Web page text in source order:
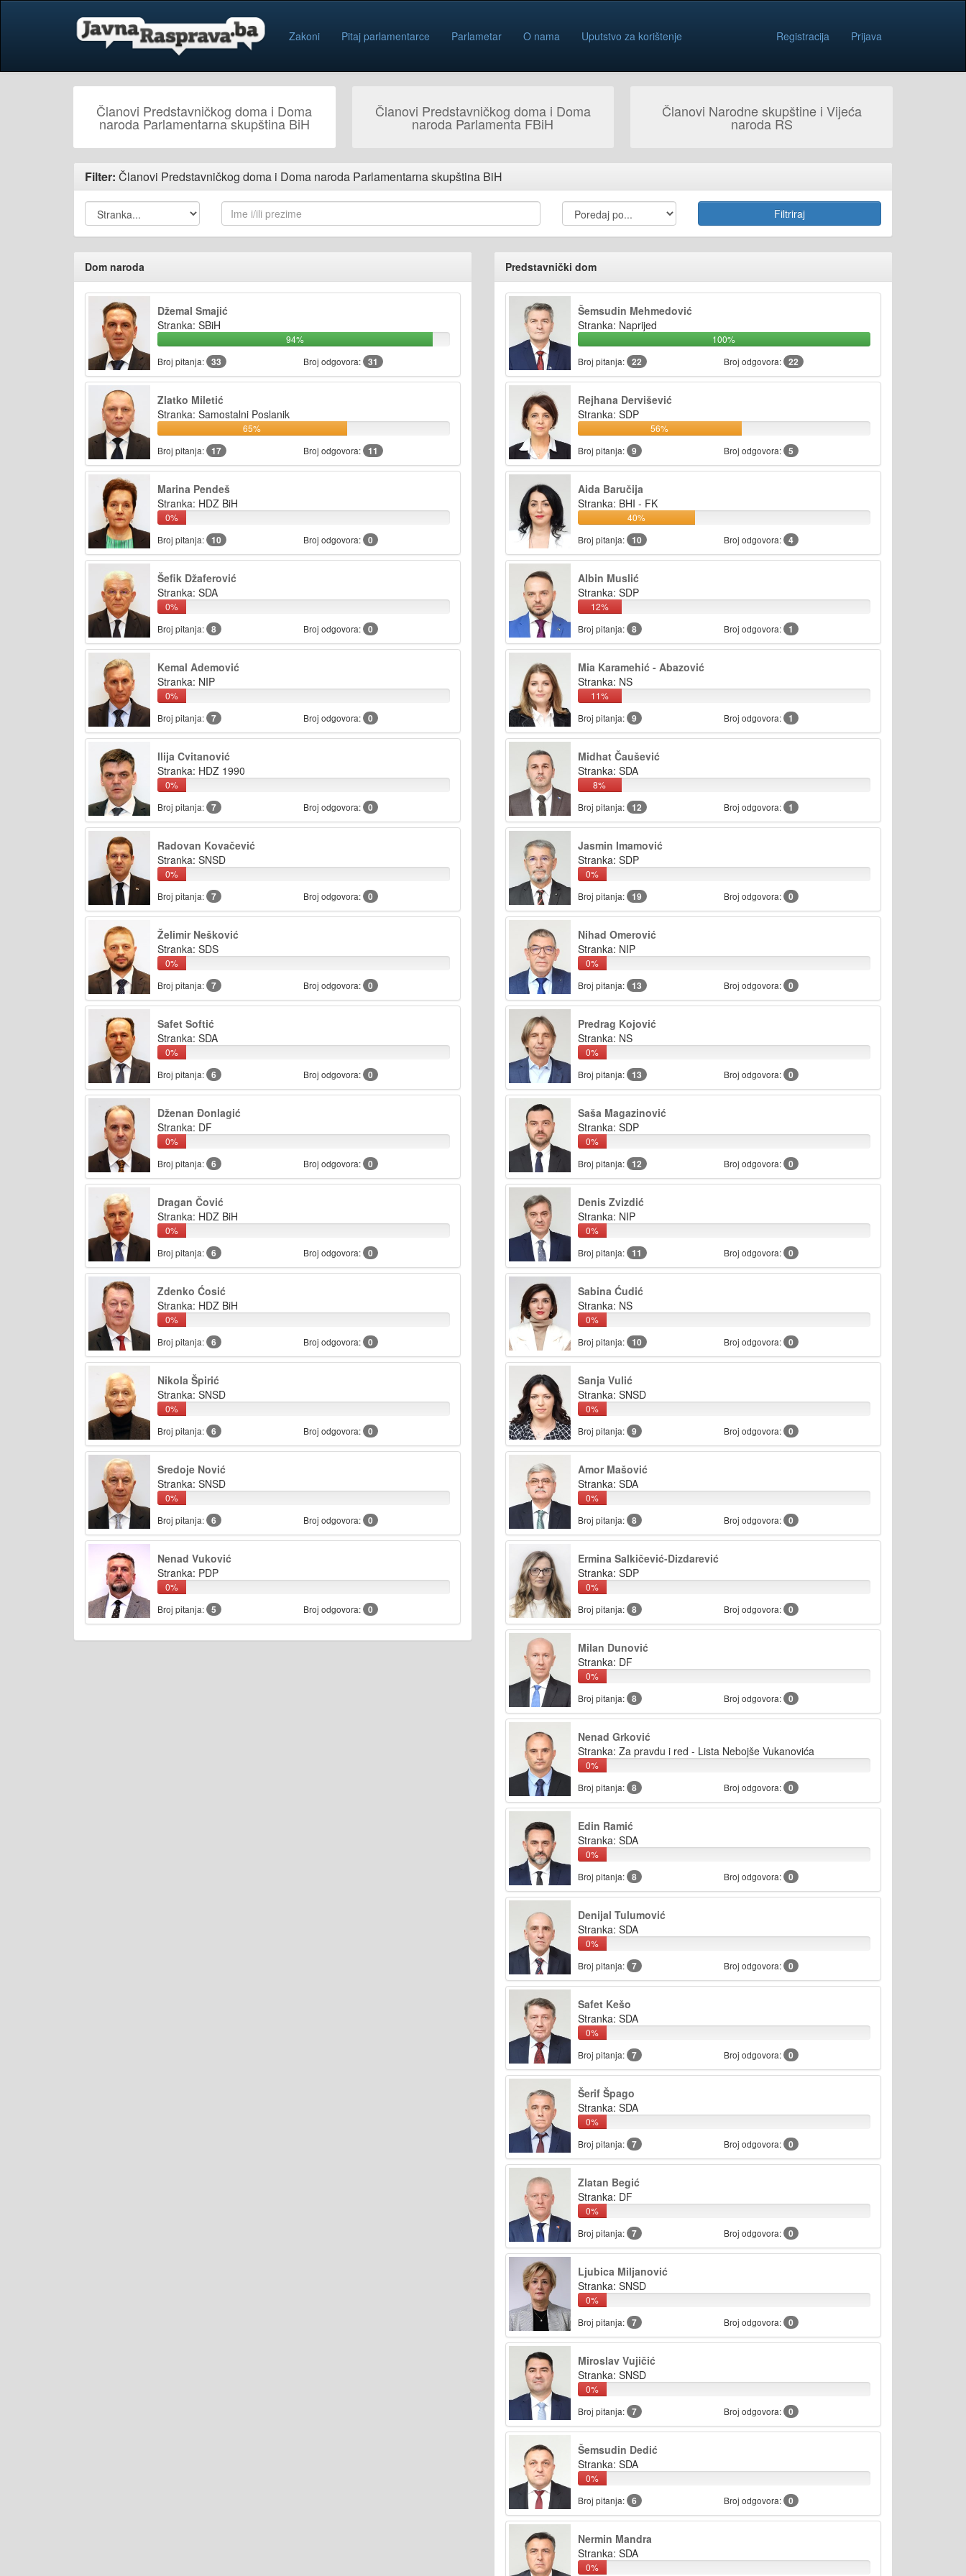
Zakoni Pitaj parlamentarce Parlametar O nama Uputstvo za korištenje Registracija Prijava
Članovi Predstavničkog doma i Doma
naroda Parlamentarna skupština BiH
Članovi Predstavničkog doma i Doma
naroda Parlamenta FBiH
Članovi Narodne skupštine i Vijeća
naroda RS
Filter: Članovi Predstavničkog doma i Doma naroda Parlamentarna skupština BiH
Dom naroda
Džemal Smajić
Stranka: SBiH
94%
Broj pitanja: 33 Broj odgovora: 31
Zlatko Miletić
Stranka: Samostalni Poslanik
65%
Broj pitanja: 17 Broj odgovora: 11
Marina Pendeš
Stranka: HDZ BiH
0%
Broj pitanja: 10 Broj odgovora: 0
Šefik Džaferović
Stranka: SDA
0%
Broj pitanja: 8 Broj odgovora: 0
Kemal Ademović
Stranka: NIP
0%
Broj pitanja: 7 Broj odgovora: 0
Ilija Cvitanović
Stranka: HDZ 1990
0%
Broj pitanja: 7 Broj odgovora: 0
Radovan Kovačević
Stranka: SNSD
0%
Broj pitanja: 7 Broj odgovora: 0
Želimir Nešković
Stranka: SDS
0%
Broj pitanja: 7 Broj odgovora: 0
Safet Softić
Stranka: SDA
0%
Broj pitanja: 6 Broj odgovora: 0
Dženan Đonlagić
Stranka: DF
0%
Broj pitanja: 6 Broj odgovora: 0
Dragan Čović
Stranka: HDZ BiH
0%
Broj pitanja: 6 Broj odgovora: 0
Zdenko Ćosić
Stranka: HDZ BiH
0%
Broj pitanja: 6 Broj odgovora: 0
Nikola Špirić
Stranka: SNSD
0%
Broj pitanja: 6 Broj odgovora: 0
Sredoje Nović
Stranka: SNSD
0%
Broj pitanja: 6 Broj odgovora: 0
Nenad Vuković
Stranka: PDP
0%
Broj pitanja: 5 Broj odgovora: 0
Predstavnički dom
Šemsudin Mehmedović
Stranka: Naprijed
100%
Broj pitanja: 22 Broj odgovora: 22
Rejhana Dervišević
Stranka: SDP
56%
Broj pitanja: 9 Broj odgovora: 5
Aida Baručija
Stranka: BHI - FK
40%
Broj pitanja: 10 Broj odgovora: 4
Albin Muslić
Stranka: SDP
12%
Broj pitanja: 8 Broj odgovora: 1
Mia Karamehić - Abazović
Stranka: NS
11%
Broj pitanja: 9 Broj odgovora: 1
Midhat Čaušević
Stranka: SDA
8%
Broj pitanja: 12 Broj odgovora: 1
Jasmin Imamović
Stranka: SDP
0%
Broj pitanja: 19 Broj odgovora: 0
Nihad Omerović
Stranka: NIP
0%
Broj pitanja: 13 Broj odgovora: 0
Predrag Kojović
Stranka: NS
0%
Broj pitanja: 13 Broj odgovora: 0
Saša Magazinović
Stranka: SDP
0%
Broj pitanja: 12 Broj odgovora: 0
Denis Zvizdić
Stranka: NIP
0%
Broj pitanja: 11 Broj odgovora: 0
Sabina Ćudić
Stranka: NS
0%
Broj pitanja: 10 Broj odgovora: 0
Sanja Vulić
Stranka: SNSD
0%
Broj pitanja: 9 Broj odgovora: 0
Amor Mašović
Stranka: SDA
0%
Broj pitanja: 8 Broj odgovora: 0
Ermina Salkičević-Dizdarević
Stranka: SDP
0%
Broj pitanja: 8 Broj odgovora: 0
Milan Dunović
Stranka: DF
0%
Broj pitanja: 8 Broj odgovora: 0
Nenad Grković
Stranka: Za pravdu i red - Lista Nebojše Vukanovića
0%
Broj pitanja: 8 Broj odgovora: 0
Edin Ramić
Stranka: SDA
0%
Broj pitanja: 8 Broj odgovora: 0
Denijal Tulumović
Stranka: SDA
0%
Broj pitanja: 7 Broj odgovora: 0
Safet Kešo
Stranka: SDA
0%
Broj pitanja: 7 Broj odgovora: 0
Šerif Špago
Stranka: SDA
0%
Broj pitanja: 7 Broj odgovora: 0
Zlatan Begić
Stranka: DF
0%
Broj pitanja: 7 Broj odgovora: 0
Ljubica Miljanović
Stranka: SNSD
0%
Broj pitanja: 7 Broj odgovora: 0
Miroslav Vujičić
Stranka: SNSD
0%
Broj pitanja: 7 Broj odgovora: 0
Šemsudin Dedić
Stranka: SDA
0%
Broj pitanja: 6 Broj odgovora: 0
Nermin Mandra
Stranka: SDA
0%